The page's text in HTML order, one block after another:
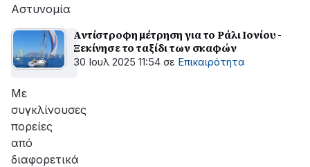
Αστυνομία
Αντίστροφη μέτρηση για το Ράλι Ιονίου -
Ξεκίνησε το ταξίδι των σκαφών
30 Ιουλ 2025 11:54 σε Επικαιρότητα
Με
συγκλίνουσες
πορείες
από
διαφορετικά